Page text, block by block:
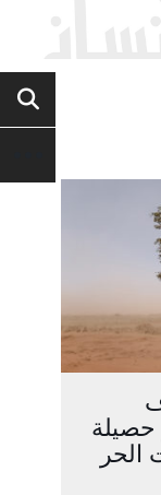
آلاف
حصيلة
الحر